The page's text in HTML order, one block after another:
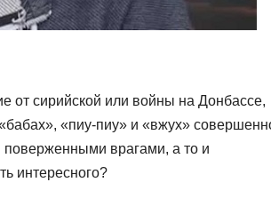
от сирийской или войны на Донбассе,
«пиу-пиу» и «вжух»
поверженными врагами, а то и
интересного?